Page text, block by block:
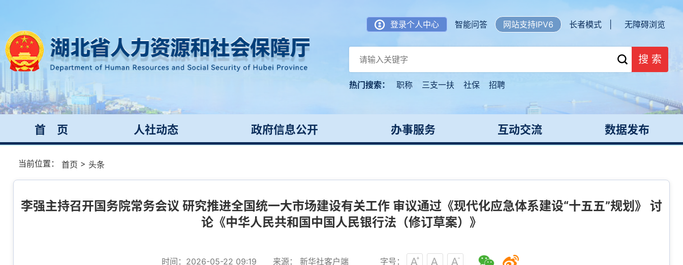
登录个人中心 智能问答 网站支持IPV6 长者模式 | 无障碍浏览
搜 索
热门搜索： 职称 三支一扶 社保 招聘
首 页 人社动态 政府信息公开 办事服务 互动交流 数据发布
当前位置： 首页 > 头条
李强主持召开国务院常务会议 研究推进全国统一大市场建设有关工作 审议通过《现代化应急体系建设“十五五”规划》 讨
论《中华人民共和国中国人民银行法（修订草案）》
时间：2026-05-22 09:19 来源： 新华社客户端 字号：